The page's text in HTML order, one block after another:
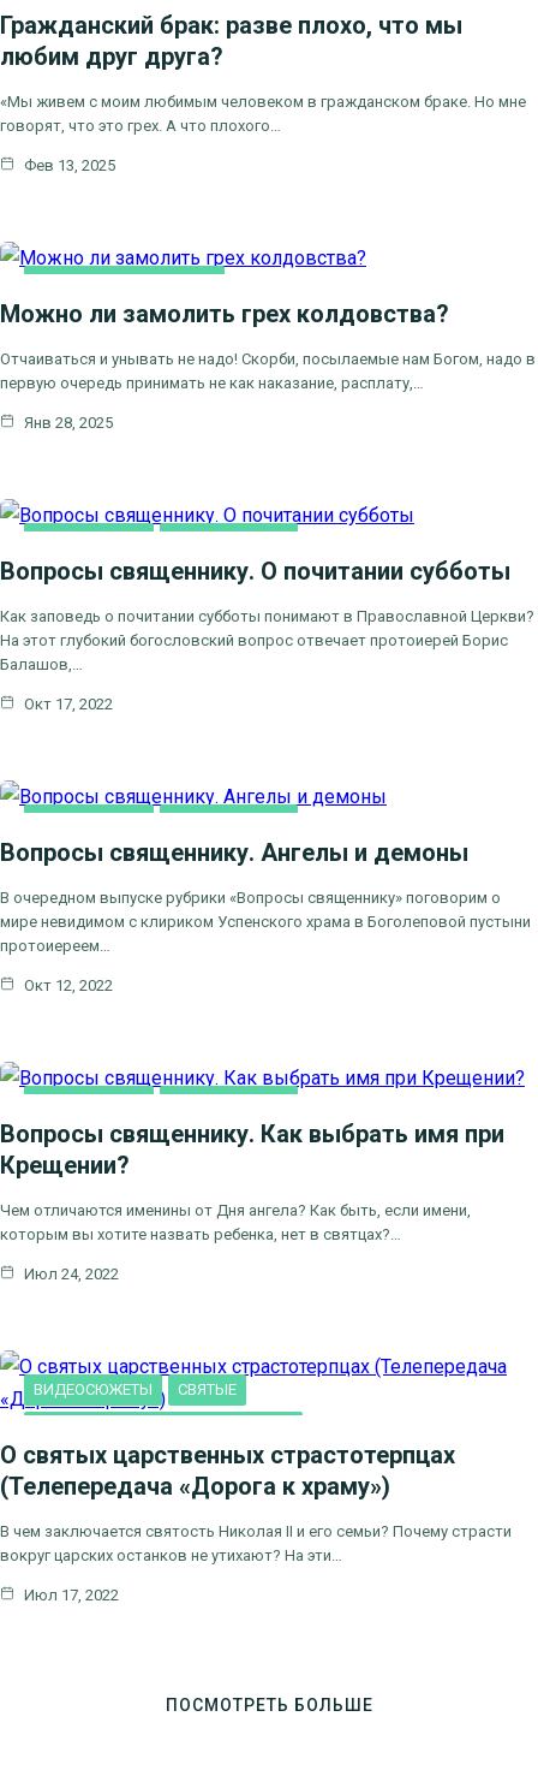
Гражданский брак: разве плохо, что мы
любим друг друга?
«Мы живем с моим любимым человеком в гражданском браке. Но мне
говорят, что это грех. А что плохого…
Фев 13, 2025
Можно ли замолить грех колдовства?
Отчаиваться и унывать не надо! Скорби, посылаемые нам Богом, надо в
первую очередь принимать не как наказание, расплату,…
Янв 28, 2025
ВОПРОСЫ СВЯЩЕННИКУ
Вопросы священнику. О почитании субботы
Как заповедь о почитании субботы понимают в Православной Церкви?
На этот глубокий богословский вопрос отвечает протоиерей Борис
Балашов,…
Окт 17, 2022
ВОПРОСЫ СВЯЩЕННИКУ
Вопросы священнику. Ангелы и демоны
В очередном выпуске рубрики «Вопросы священнику» поговорим о
мире невидимом с клириком Успенского храма в Боголеповой пустыни
протоиереем…
Окт 12, 2022
ВОПРОСЫ СВЯЩЕННИКУ
Вопросы священнику. Как выбрать имя при
Крещении?
Чем отличаются именины от Дня ангела? Как быть, если имени,
которым вы хотите назвать ребенка, нет в святцах?…
Июл 24, 2022
ВИДЕОСЮЖЕТЫ СВЯТЫЕ
О святых царственных страстотерпцах
(Телепередача «Дорога к храму»)
В чем заключается святость Николая II и его семьи? Почему страсти
вокруг царских останков не утихают? На эти…
Июл 17, 2022
ПОСМОТРЕТЬ БОЛЬШЕ